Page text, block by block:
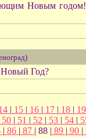
Новым
Новый Год?
| 15 | 16 | 17 | 18 |
50 | 51 | 52 | 53 | 54 |
| 86 | 87 | 88 | 89 | 90 |